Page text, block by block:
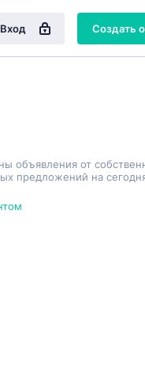
Вход Создать
объявления от
предложений на